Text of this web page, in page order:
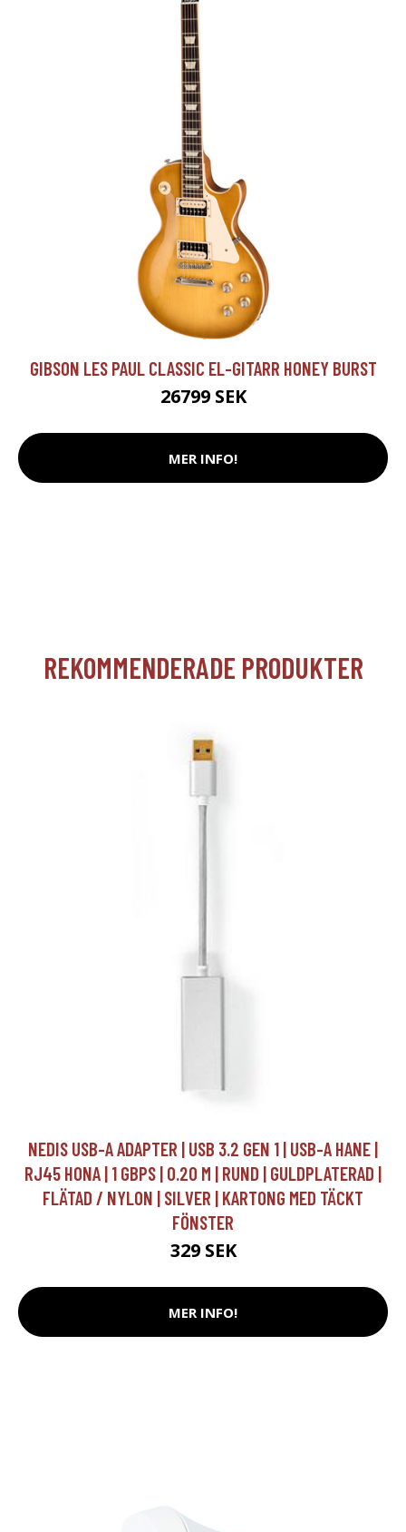
GIBSON LES PAUL CLASSIC EL-GITARR HONEY BURST
26799 SEK
MER INFO!
REKOMMENDERADE PRODUKTER
NEDIS USB-A ADAPTER | USB 3.2 GEN 1 | USB-A HANE |
RJ45 HONA | 1 GBPS | 0.20 M | RUND | GULDPLATERAD |
FLÄTAD / NYLON | SILVER | KARTONG MED TÄCKT
FÖNSTER
329 SEK
MER INFO!